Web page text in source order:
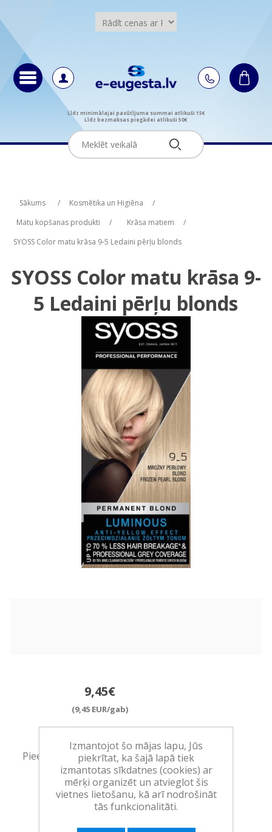
Līdz minimālajai pasūtījuma summai atlikuši 15€
Līdz bezmaksas piegādei atlikuši 50€
Sākums / Kosmētika un Higiēna
/
Matu kopšanas produkti
/ Krāsa matiem
/
SYOSS Color matu krāsa 9-5 Ledaini pērļu blonds
SYOSS Color matu krāsa 9-
5 Ledaini pērļu blonds
9,45€
(9,45 EUR/gab)
Ražotājs:HENKEL
Pieejamība:
>10 vienības noliktavā
Art.: 960351
9000100633048
Izmantojot šo mājas lapu, Jūs
piekrītat, ka šajā lapā tiek
izmantotas sīkdatnes (cookies) ar
mērķi organizēt un atvieglot šis
vietnes lietošanu, kā arī nodrošināt
tās funkcionalitāti.